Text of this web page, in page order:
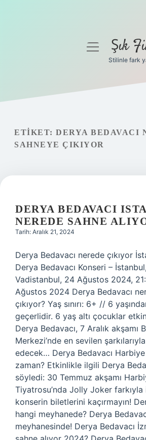
Gizlilik Politikası
Hakkımızda
menüyüŞık
Stilinle fark
ETIKET: DERYA BEDAVACI
SAHNEYE ÇIKIYOR
DERYA BEDAVACI
NEREDE SAHNE
Tarih: Aralık 21, 2024
Derya Bedavacı nerede çıkıyor
Derya Bedavacı Konseri –
Vadistanbul, 24 Ağustos 2024,
Ağustos 2024 Derya Bedavacı
çıkıyor? Yaş sınırı: 6+ // 6
geçerlidir. 6 yaş altı çocuklar
Derya Bedavacı, 7 Aralık akşamı
Merkezi’nde en sevilen
edecek… Derya Bedavacı
zaman? Etkinlikle ilgili Derya
söyledi: 30 Temmuz akşamı
Tiyatrosu’nda Jolly Joker
konserin biletlerini kaçırmayın!
hangi meyhanede? Derya
meyhanesinde! Derya Bedavacı